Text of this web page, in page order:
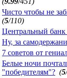
Чисто чтобы не
(5/110)
Центральный банк
Ну, за
7 советов от
Белые ночи
"победителям"? (5